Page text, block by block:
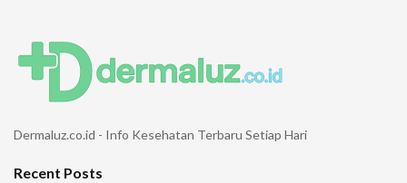
Dermaluz.co.id - Info Kesehatan Terbaru Setiap Hari
Recent Posts